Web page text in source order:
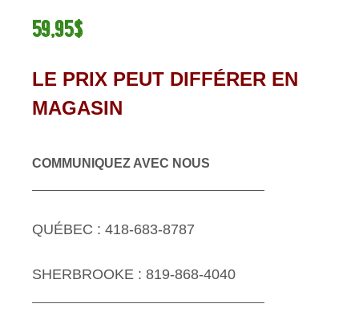
59,95$
LE PRIX PEUT DIFFÉRER EN
MAGASIN
COMMUNIQUEZ AVEC NOUS
QUÉBEC : 418-683-8787
SHERBROOKE : 819-868-4040